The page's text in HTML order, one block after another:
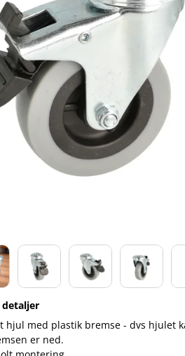
med plastik bremse - dvs hjulet
er ned.